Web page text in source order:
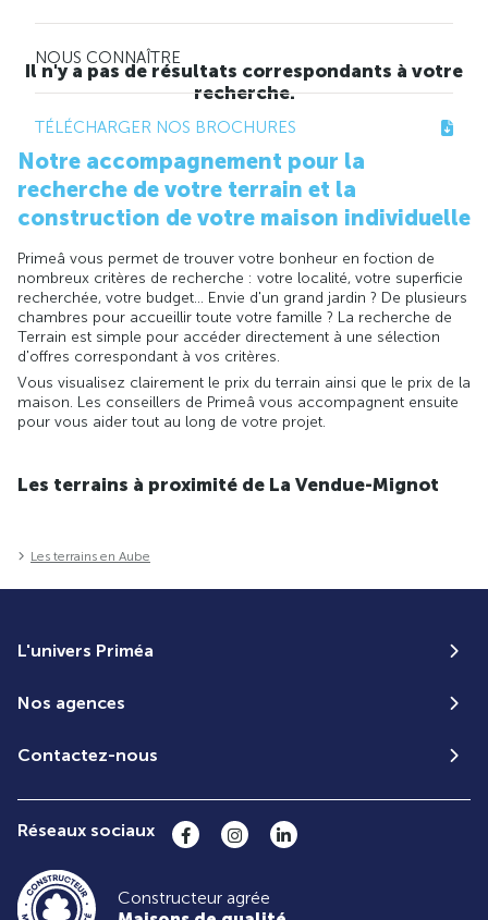
NOUS CONNAÎTRE
TÉLÉCHARGER NOS BROCHURES
Il n'y a pas de résultats correspondants à votre
recherche.
Notre accompagnement pour la
recherche de votre terrain et la
construction de votre maison individuelle
Primeâ vous permet de trouver votre bonheur en foction de
nombreux critères de recherche : votre localité, votre superficie
recherchée, votre budget... Envie d'un grand jardin ? De plusieurs
chambres pour accueillir toute votre famille ? La recherche de
Terrain est simple pour accéder directement à une sélection
d'offres correspondant à vos critères.
Vous visualisez clairement le prix du terrain ainsi que le prix de la
maison. Les conseillers de Primeâ vous accompagnent ensuite
pour vous aider tout au long de votre projet.
Les terrains à proximité de La Vendue-Mignot
Les terrains en Aube
L'univers Priméa
Nos agences
Contactez-nous
Réseaux sociaux
Constructeur agrée